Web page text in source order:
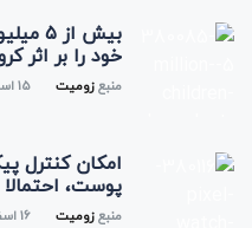
بیش
خود را بر اثر
منبعزومیت 15 اسفند 1400
امکان کنترل
پوست،
منبعزومیت 16 اسفند 1400